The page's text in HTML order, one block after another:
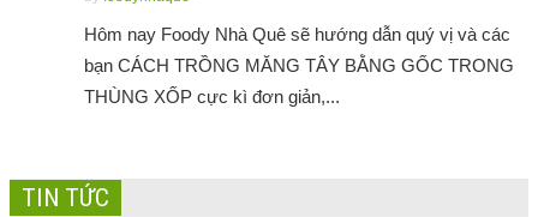
Hôm nay Foody Nhà Quê sẽ hướng dẫn quý vị và các
bạn CÁCH TRỒNG MĂNG TÂY BẰNG GỐC TRONG
THÙNG XỐP cực kì đơn giản,...
TIN TỨC